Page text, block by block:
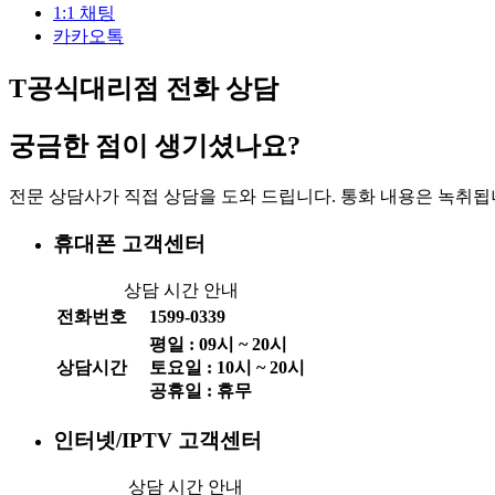
1:1 채팅
카카오톡
T공식대리점 전화 상담
궁금한 점이 생기셨나요?
전문 상담사가 직접 상담을 도와 드립니다. 통화 내용은 녹취됩
휴대폰 고객센터
상담 시간 안내
전화번호
1599-0339
상담시간
평일 : 09시 ~20시
토요일 : 10시 ~20시
공휴일 : 휴무
인터넷/IPTV 고객센터
상담 시간 안내